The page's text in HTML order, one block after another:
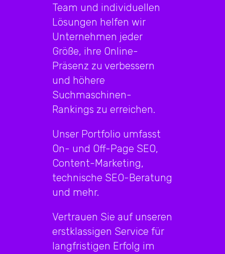
Team und individuellen
Lösungen helfen wir
Unternehmen jeder
Größe, ihre Online-
Präsenz zu verbessern
und höhere
Suchmaschinen-
Rankings zu erreichen.
Unser Portfolio umfasst
On- und Off-Page SEO,
Content-Marketing,
technische SEO-Beratung
und mehr.
Vertrauen Sie auf unseren
erstklassigen Service für
langfristigen Erfolg im